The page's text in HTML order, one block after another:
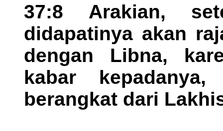
37:8 Arakian,
didapatinya akan
dengan Libna,
kabar
berangkat dari